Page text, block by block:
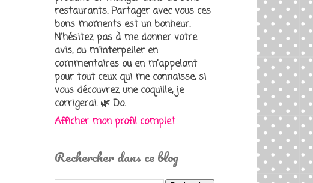
restaurants. Partager avec vous ces
bons moments est un bonheur.
N'hésitez pas à me donner votre
avis, ou m’interpeller en
commentaires ou en m’appelant
pour tout ceux qui me connaisse, si
vous découvrez une coquille, je
corrigerai. 🌿 Do.
Afficher mon profil complet
Rechercher dans ce blog